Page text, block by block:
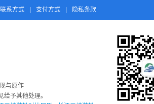
联系方式 | 支付方式 | 隐私条款
与原作
予其他处理。